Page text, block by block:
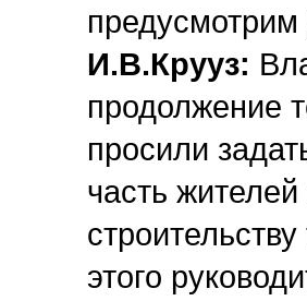
И.В.Крууз:
продолжение
просили
часть
этого